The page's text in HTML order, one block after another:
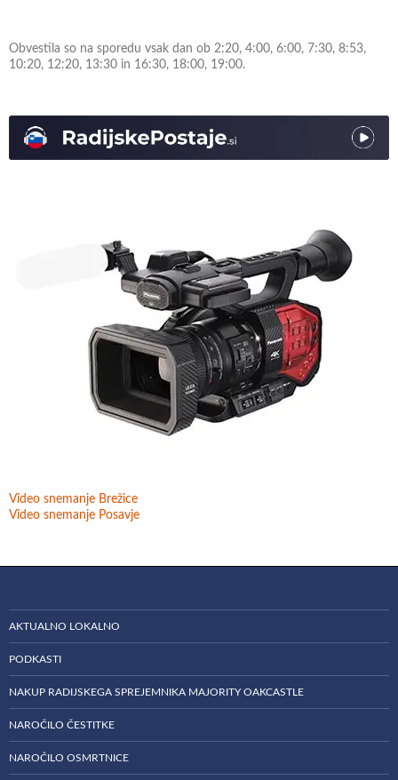
Obvestila so na sporedu vsak dan ob 2:20, 4:00, 6:00, 7:30, 8:53,
10:20, 12:20, 13:30 in 16:30, 18:00, 19:00.
Video snemanje Brežice
Video snemanje Posavje
AKTUALNO LOKALNO
PODKASTI
NAKUP RADIJSKEGA SPREJEMNIKA MAJORITY OAKCASTLE
NAROČILO ČESTITKE
NAROČILO OSMRTNICE